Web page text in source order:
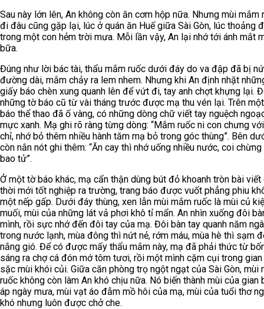
Sau này lớn lên, An không còn ăn cơm hộp nữa. Nhưng mùi mắm
đi đâu cũng gặp lại, lúc ở quán ăn Huế giữa Sài Gòn, lúc thoảng
trong một con hẻm trời mưa. Mỗi lần vậy, An lại nhớ tới ánh mắt
bữa.
Đúng như lời bác tài, thẩu mắm ruốc dưới đáy do va đập đã bị
đường dài, mắm chảy ra lem nhem. Nhưng khi An định nhặt
giấy báo chèn xung quanh lên để vứt đi, tay anh chợt khựng lại.
những tờ báo cũ từ vài tháng trước được mạ thu vén lại. Trên
báo thể thao đã ố vàng, có những dòng chữ viết tay nguệch
mực xanh. Mạ ghi rõ ràng từng dòng: “Mắm ruốc ni con chưng
chỉ, nhớ bỏ thêm nhiều hành tăm mạ bỏ trong góc thùng”. Bên
còn nắn nót ghi thêm: “Ăn cay thì nhớ uống nhiều nước, coi
bao tử”.
Ở một tờ báo khác, mạ cẩn thận dùng bút đỏ khoanh tròn bài viết
thời mới tốt nghiệp ra trường, trang báo được vuốt phẳng phiu
một nếp gấp. Dưới đáy thùng, xen lẫn mùi mắm ruốc là mùi củ
muối, mùi của những lát vả phơi khô tỉ mẩn. An nhìn xuống đôi
mình, rồi sực nhớ đến đôi tay của mạ. Đôi bàn tay quanh năm
trong nước lạnh, mùa đông thì nứt nẻ, rớm máu, mùa hè thì sạm
nắng gió. Để có được mấy thẩu mắm này, mạ đã phải thức từ
sáng ra chợ cá đón mớ tôm tươi, rồi một mình cặm cụi trong
sặc mùi khói củi. Giữa căn phòng trọ ngột ngạt của Sài Gòn, mùi
ruốc không còn làm An khó chịu nữa. Nó biến thành mùi của gian
áp ngày mưa, mùi vạt áo đẫm mồ hôi của mạ, mùi của tuổi thơ
khó nhưng luôn được chở che.